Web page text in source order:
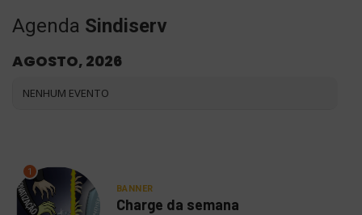
Agenda Sindiserv
AGOSTO, 2026
NENHUM EVENTO
1
BANNER
Charge da semana